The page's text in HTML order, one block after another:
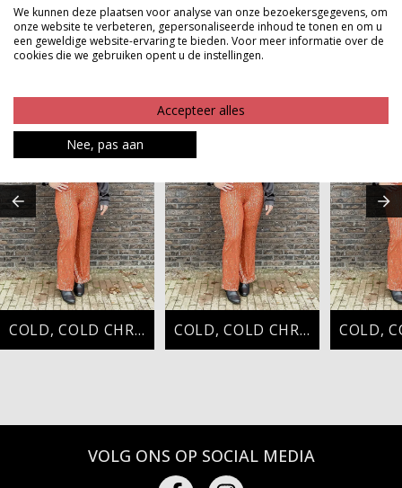
Betaalinformatie
MAAK JE LOOK COMPLEET
COLD, COLD CHRISTMAS COLD, COLD CHRISTMAS
VOLG ONS OP SOCIAL MEDIA
We kunnen deze plaatsen voor analyse van onze bezoekersgegevens, om
onze website te verbeteren, gepersonaliseerde inhoud te tonen en om u
een geweldige website-ervaring te bieden. Voor meer informatie over de
cookies die we gebruiken opent u de instellingen.
Accepteer alles
Nee, pas aan